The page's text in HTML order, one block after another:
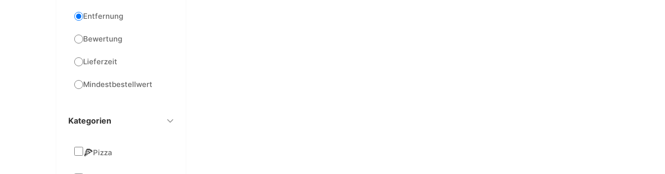
Entfernung
Bewertung
Lieferzeit
Mindestbestellwert
Kategorien
🍕Pizza